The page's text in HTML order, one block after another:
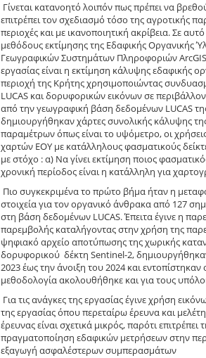
Γίνεται κατανοητό λοιπόν πως πρέπει να
επιτρέπει τον σχεδιασμό τόσο της αγροτικής
περιοχές και με ικανοποιητική ακρίβεια. Σε
μεθόδους εκτίμησης της Εδαφικής Οργανικής
Γεωγραφικών Συστημάτων Πληροφοριών ArcGIS
εργασίας είναι η εκτίμηση κάλυψης εδαφικής
περιοχή της Κρήτης χρησιμοποιώντας
LUCAS και δορυφορικών εικόνων σε
από την γεωγραφική βάση δεδομένων LUCAS
δημιουργήθηκαν χάρτες συνολικής κάλυψης
παραμέτρων όπως είναι το υψόμετρο, οι
χαρτών ΕΟΥ με κατάλληλους φασματικούς
με στόχο : α) Να γίνει εκτίμηση ποιος
χρονική περίοδος είναι η κατάλληλη για
Πιο συγκεκριμένα το πρώτο βήμα ήταν η
στοιχεία για τον οργανικό άνθρακα από 127
στη βάση δεδομένων LUCAS. Έπειτα έγινε η
παρεμβολής καταλήγοντας στην χρήση της
ψηφιακό αρχείο αποτύπωσης της χωρικής
δορυφορικού δέκτη Sentinel-2, δημιουργήθηκαν
2023 έως την άνοιξη του 2024 και
μεθοδολογία ακολουθήθηκε και για τους
Για τις ανάγκες της εργασίας έγινε χρήση
της εργασίας όπου περεταίρω έρευνα και
έρευνας είναι σχετικά μικρός, παρότι
πραγματοποίηση εδαφικών μετρήσεων στην
εξαγωγή ασφαλέστερων συμπερασμάτων